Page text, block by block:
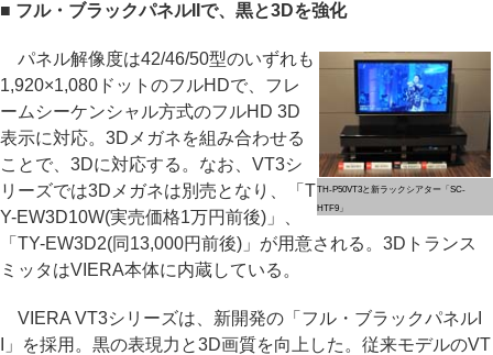
■ フル・ブラックパネルIIで、黒と3Dを強化
TH-P50VT3と新ラックシアター「SC-
HTF9」
パネル解像度は42/46/50型のいずれも
1,920×1,080ドットのフルHDで、フレ
ームシーケンシャル方式のフルHD 3D
表示に対応。3Dメガネを組み合わせる
ことで、3Dに対応する。なお、VT3シ
リーズでは3Dメガネは別売となり、「T
Y-EW3D10W(実売価格1万円前後)」、
「TY-EW3D2(同13,000円前後)」が用意される。3Dトランス
ミッタはVIERA本体に内蔵している。
VIERA VT3シリーズは、新開発の「フル・ブラックパネルI
I」を採用。黒の表現力と3D画質を向上した。従来モデルのVT